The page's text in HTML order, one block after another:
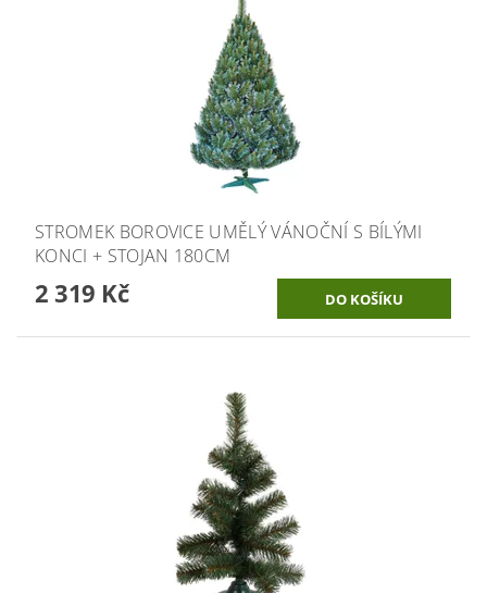
STROMEK BOROVICE UMĚLÝ VÁNOČNÍ S BÍLÝMI
KONCI + STOJAN 180CM
2 319 Kč